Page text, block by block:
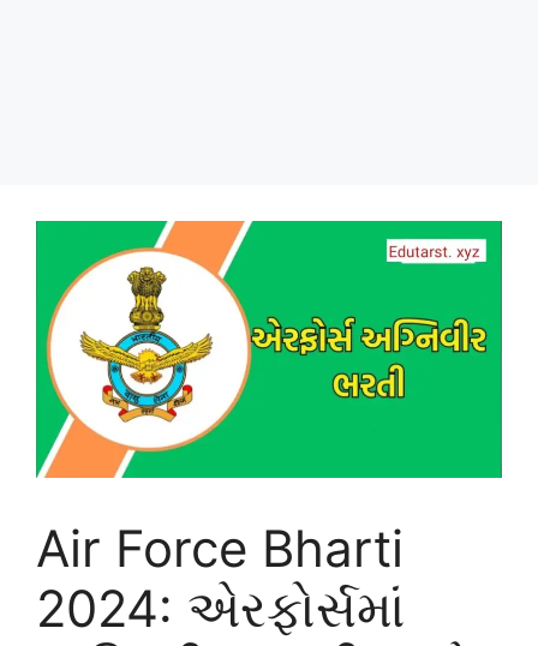
Air Force Bharti
2024: એરફોર્સમાં